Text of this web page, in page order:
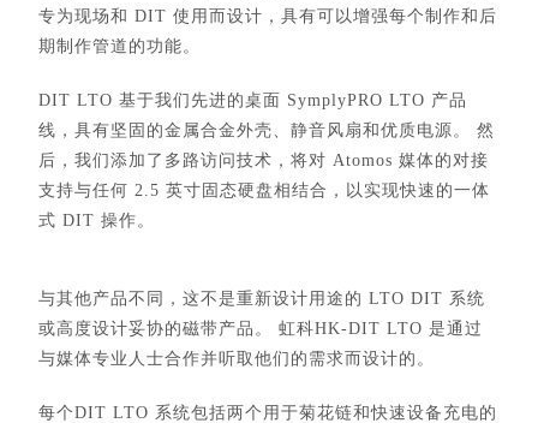
专为现场和 DIT 使用而设计，具有可以增强每个制作和后
期制作管道的功能。
DIT LTO 基于我们先进的桌面 SymplyPRO LTO 产品
线，具有坚固的金属合金外壳、静音风扇和优质电源。 然
后，我们添加了多路访问技术，将对 Atomos 媒体的对接
支持与任何 2.5 英寸固态硬盘相结合，以实现快速的一体
式 DIT 操作。
与其他产品不同，这不是重新设计用途的 LTO DIT 系统
或高度设计妥协的磁带产品。 虹科HK-DIT LTO 是通过
与媒体专业人士合作并听取他们的需求而设计的。
每个DIT LTO 系统包括两个用于菊花链和快速设备充电的